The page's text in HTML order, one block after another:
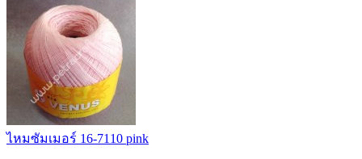
ไหมซัมเมอร์ 16-7110 pink